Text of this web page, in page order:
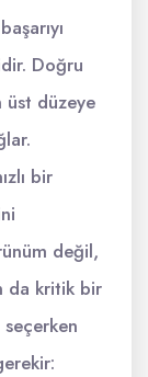
Doğru
üst düzeye
bir
değil,
da kritik bir
seçerken